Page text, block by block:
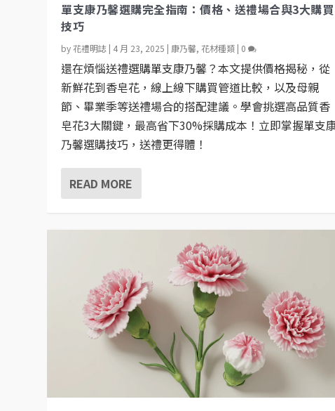
單支康乃馨選購完全指南：價格、送禮場合與3大購買
技巧
by花禮明誌 | 4 月 23, 2025 | 康乃馨,花材種類 | 0
還在煩惱送禮選購單支康乃馨？本文提供價格揭秘，從
新鮮花到香皂花，線上線下購買管道比較，以及母親
節、畢業季等送禮場合的搭配建議。學會挑選高品質香
皂花3大關鍵，最高省下30%採購成本！立即掌握單支
乃馨選購技巧，送禮更得體！
READ MORE